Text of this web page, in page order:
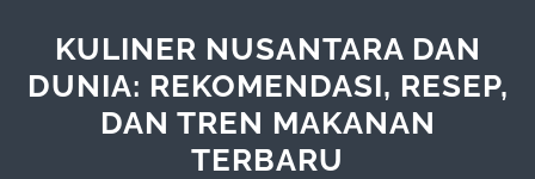
KULINER NUSANTARA DAN
DUNIA: REKOMENDASI, RESEP,
DAN TREN MAKANAN
TERBARU